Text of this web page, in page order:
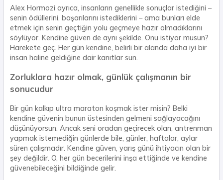
Alex Hormozi ayrıca, insanların genellikle sonuçlar istediğini –
senin ödüllerini, başarılarını istediklerini – ama bunları elde
etmek için senin geçtiğin yolu geçmeye hazır olmadıklarını
söylüyor. Kendine güven de aynı şekilde. Onu istiyor musun?
Harekete geç. Her gün kendine, belirli bir alanda daha iyi bir
insan haline geldiğine dair kanıtlar sun.
Zorluklara hazır olmak, günlük çalışmanın bir
sonucudur
Bir gün kalkıp ultra maraton koşmak ister misin? Belki
kendine güvenin bunun üstesinden gelmeni sağlayacağını
düşünüyorsun. Ancak seni oradan geçirecek olan, antrenman
yapmak istemediğin günlerde bile, günler, haftalar, aylar
süren çalışmadır. Kendine güven, yarış günü ihtiyacın olan bir
şey değildir. O, her gün becerilerini inşa ettiğinde ve kendine
güvenebileceğini bildiğinde gelir.